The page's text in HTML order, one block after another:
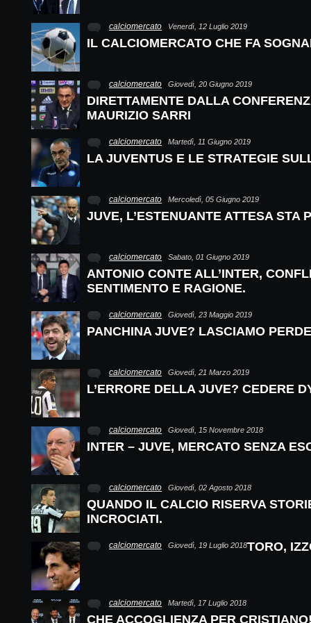
calciomercato Venerdì, 12 Luglio 2019
IL CALCIOMERCATO CHE FA
calciomercato Giovedì, 20 Giugno 2019
DIRETTAMENTE DALLA
MAURIZIO SARRI
calciomercato Martedì, 11 Giugno 2019
LA JUVENTUS E LE STRATEGIE
calciomercato Mercoledì, 05 Giugno 2019
JUVE, L’ESTENUANTE ATTESA STA
calciomercato Sabato, 01 Giugno 2019
ANTONIO CONTE ALL’INTER,
SENTIMENTO E RAGIONE.
calciomercato Giovedì, 23 Maggio 2019
PANCHINA JUVE? LASCIAMO
calciomercato Giovedì, 21 Marzo 2019
L’ERRORE DELLA JUVE? CEDERE
calciomercato Giovedì, 15 Novembre 2018
INTER – JUVE, MERCATO SENZA
calciomercato Giovedì, 02 Agosto 2018
QUANDO IL CALCIO RISERVA
INCROCIATI.
calciomercato Giovedì, 19 Luglio 2018TORO,
calciomercato Martedì, 17 Luglio 2018
CHE ACCOGLIENZA PER